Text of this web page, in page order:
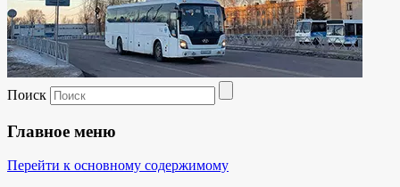
Поиск
Главное меню
Перейти к основному содержимому